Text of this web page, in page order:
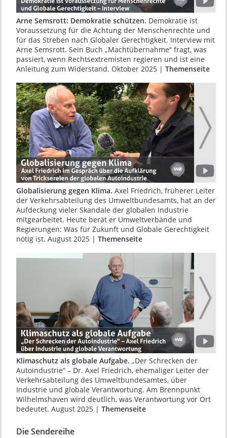
Arne Semsrott: Demokratie schützen. Demokratie ist
Voraussetzung für die Achtung der Menschen­rechte und
für das Streben nach Globaler Gerech­tigkeit. Interview mit
Arne Semsrott. Sein Buch „Machtübernahme“ fragt, was
passiert, wenn Rechtsextremisten regieren und ist eine
Anleitung zum Widerstand. Oktober 2025 | Themenseite
Globalisierung gegen Klima. Axel Friedrich, frü­herer Leiter
der Verkehrsabteilung des Umwelt­bundesamts, hat an der
Aufdeckung vieler Skandale der globalen Industrie
mitgearbeitet. Heu­te berät er Umweltverbände und
Regierun­gen: Was für Zukunft und Globale Gerechtigkeit
nötig ist. August 2025 | Themenseite
Klimaschutz als globale Aufgabe. „Der Schre­cken der
Autoindustrie“ – Dr. Axel Friedrich, ehemaliger Leiter der
Verkehrsabtei­lung des Umweltbundesamtes, über
Industrie und glo­bale Verantwortung. Am Brennpunkt
Wilhelms­haven wird deutlich, was Verantwor­tung vor Ort
bedeutet. August 2025 | Themenseite
Die Sendereihe